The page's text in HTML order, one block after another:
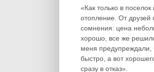
«Как только в
отопление. От
сомнения: цена
хорошо, все же
меня предупреждали,
быстро, а вот
сразу в отказ».